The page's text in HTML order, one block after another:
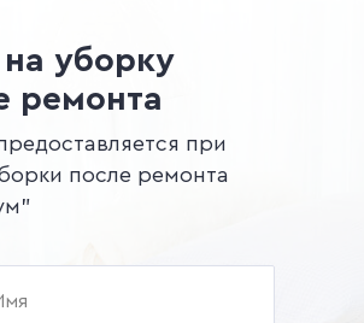
на уборку
ремонта
при
после ремонта